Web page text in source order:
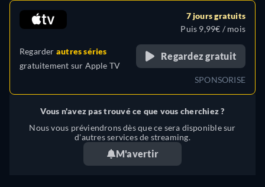
Regarder autres séries
gratuitement sur Apple TV
7 jours gratuits
Puis 9,99€ / mois
Regardez gratuit
SPONSORISE
Vous n'avez pas trouvé ce que vous cherchiez ?
Nous vous préviendrons dès que ce sera disponible sur
d'autres services de streaming.
M'avertir